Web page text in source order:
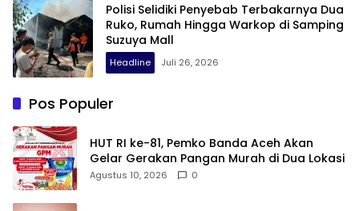
Polisi Selidiki Penyebab Terbakarnya Dua
Ruko, Rumah Hingga Warkop di Samping
Suzuya Mall
Headline Juli 26, 2026
Pos Populer
HUT RI ke-81, Pemko Banda Aceh Akan
Gelar Gerakan Pangan Murah di Dua Lokasi
Agustus 10, 2026 0